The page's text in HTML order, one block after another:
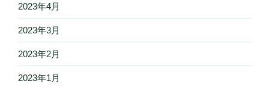
2023年4月
2023年3月
2023年2月
2023年1月